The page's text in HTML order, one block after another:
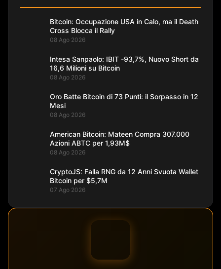
Bitcoin: Occupazione USA in Calo, ma il Death
Cross Blocca il Rally
08 Ago 2026
Intesa Sanpaolo: IBIT -93,7%, Nuovo Short da
16,6 Milioni su Bitcoin
08 Ago 2026
Oro Batte Bitcoin di 73 Punti: il Sorpasso in 12
Mesi
08 Ago 2026
American Bitcoin: Mateen Compra 307.000
Azioni ABTC per 1,93M$
08 Ago 2026
CryptoJS: Falla RNG da 12 Anni Svuota Wallet
Bitcoin per $5,7M
07 Ago 2026